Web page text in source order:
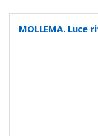
MOLLEMA.